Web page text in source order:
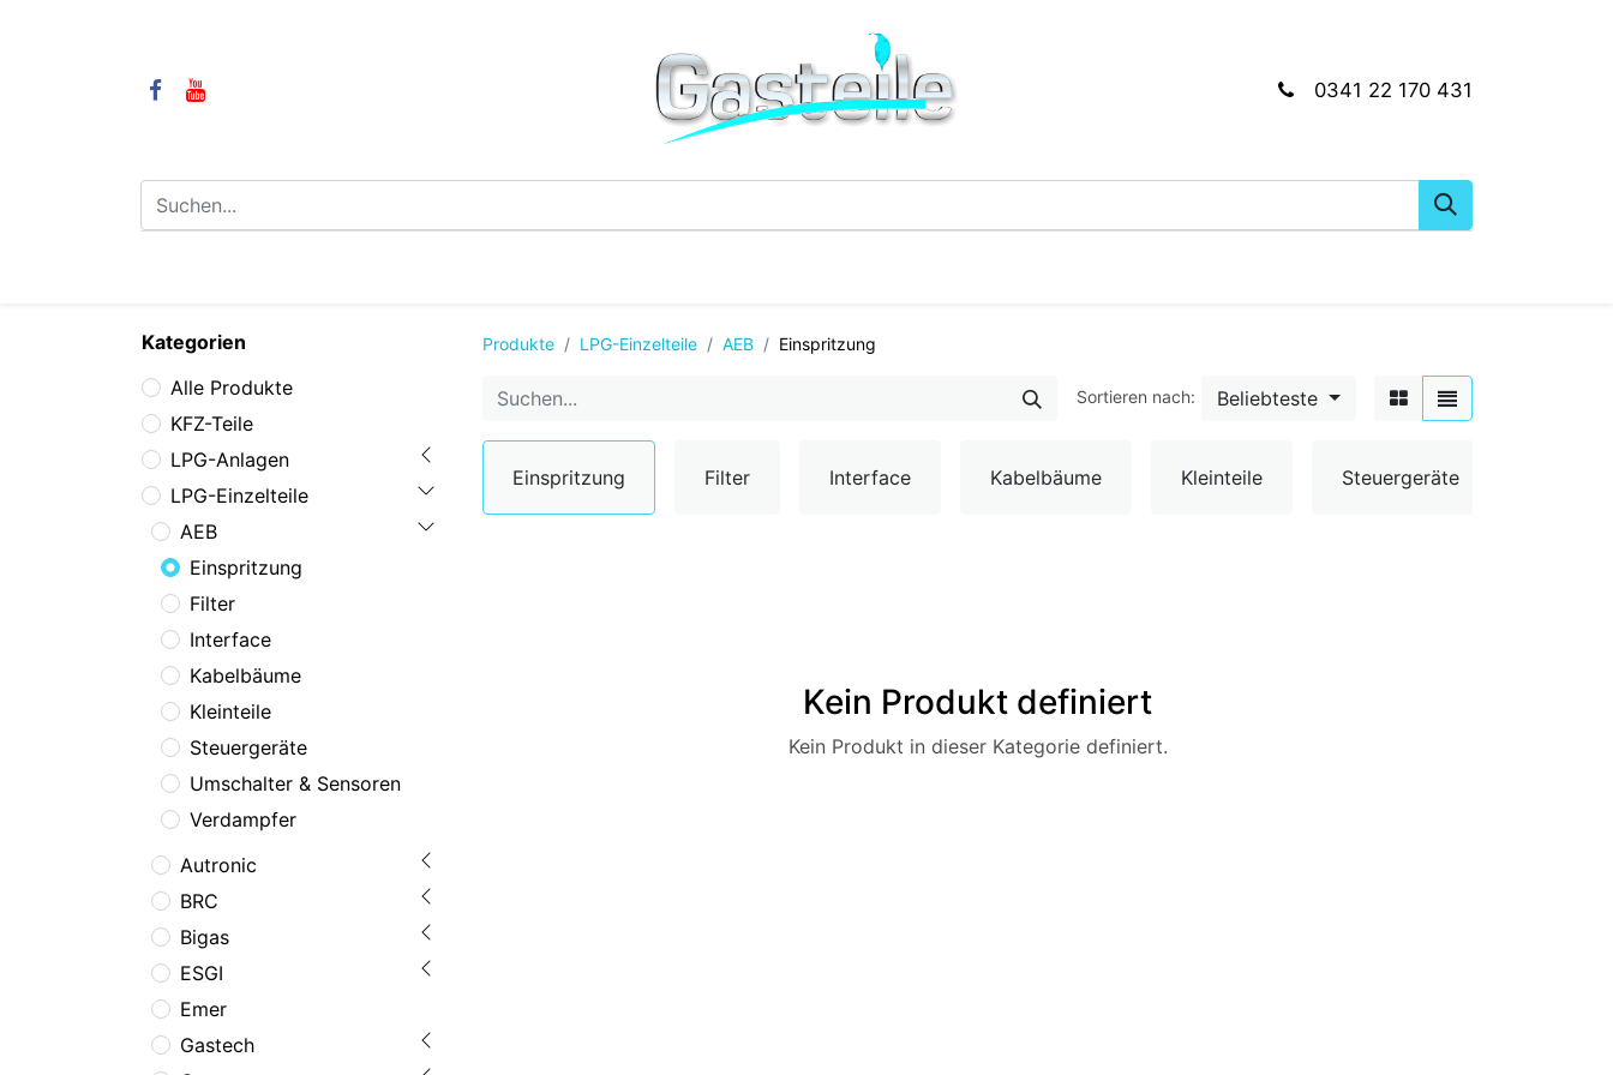
0341 22 170 431
Kategorien
Alle Produkte
KFZ-Teile
LPG-Anlagen
LPG-Einzelteile
AEB
Einspritzung
Filter
Interface
Kabelbäume
Kleinteile
Steuergeräte
Umschalter & Sensoren
Verdampfer
Autronic
BRC
Bigas
ESGI
Emer
Gastech
Produkte LPG-Einzelteile AEB Einspritzung
Sortieren nach: Beliebteste
Einspritzung Filter Interface Kabelbäume Kleinteile Steuergeräte
Kein Produkt definiert
Kein Produkt in dieser Kategorie definiert.